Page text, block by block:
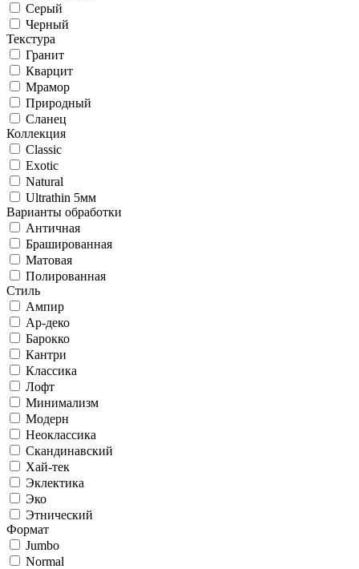
Серый
Черный
Текстура
Гранит
Кварцит
Мрамор
Природный
Сланец
Коллекция
Classic
Exotic
Natural
Ultrathin 5мм
Варианты обработки
Античная
Брашированная
Матовая
Полированная
Стиль
Ампир
Ар-деко
Барокко
Кантри
Классика
Лофт
Минимализм
Модерн
Неоклассика
Скандинавский
Хай-тек
Эклектика
Эко
Этнический
Формат
Jumbo
Normal